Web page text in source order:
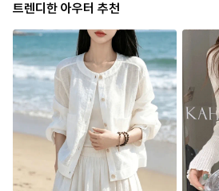
트렌디한 아우터 추천